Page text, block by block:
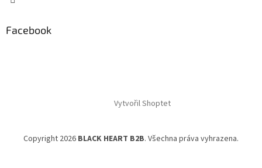
Facebook
Vytvořil Shoptet
Copyright 2026 BLACK HEART B2B. Všechna práva vyhrazena.